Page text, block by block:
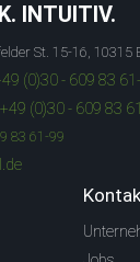
INTUITIV.
St. 15-16, 10315
(0)30 - 609 83
+49 (0)30 - 609 83
83 61-99